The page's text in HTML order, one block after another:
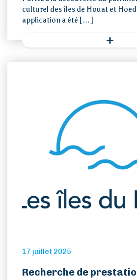
culturel des îles de Houat et
application a été […]
17 juillet 2025
Recherche de